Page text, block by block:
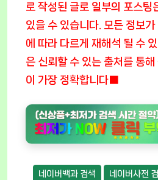
로 작성된 글로 일부의 포스팅
있을 수 있습니다. 모든 정보
에 따라 다르게 재해석 될 수
은 신뢰할 수 있는 출처를 통
이 가장 정확합니다■
네이버백과 검색 네이버사전